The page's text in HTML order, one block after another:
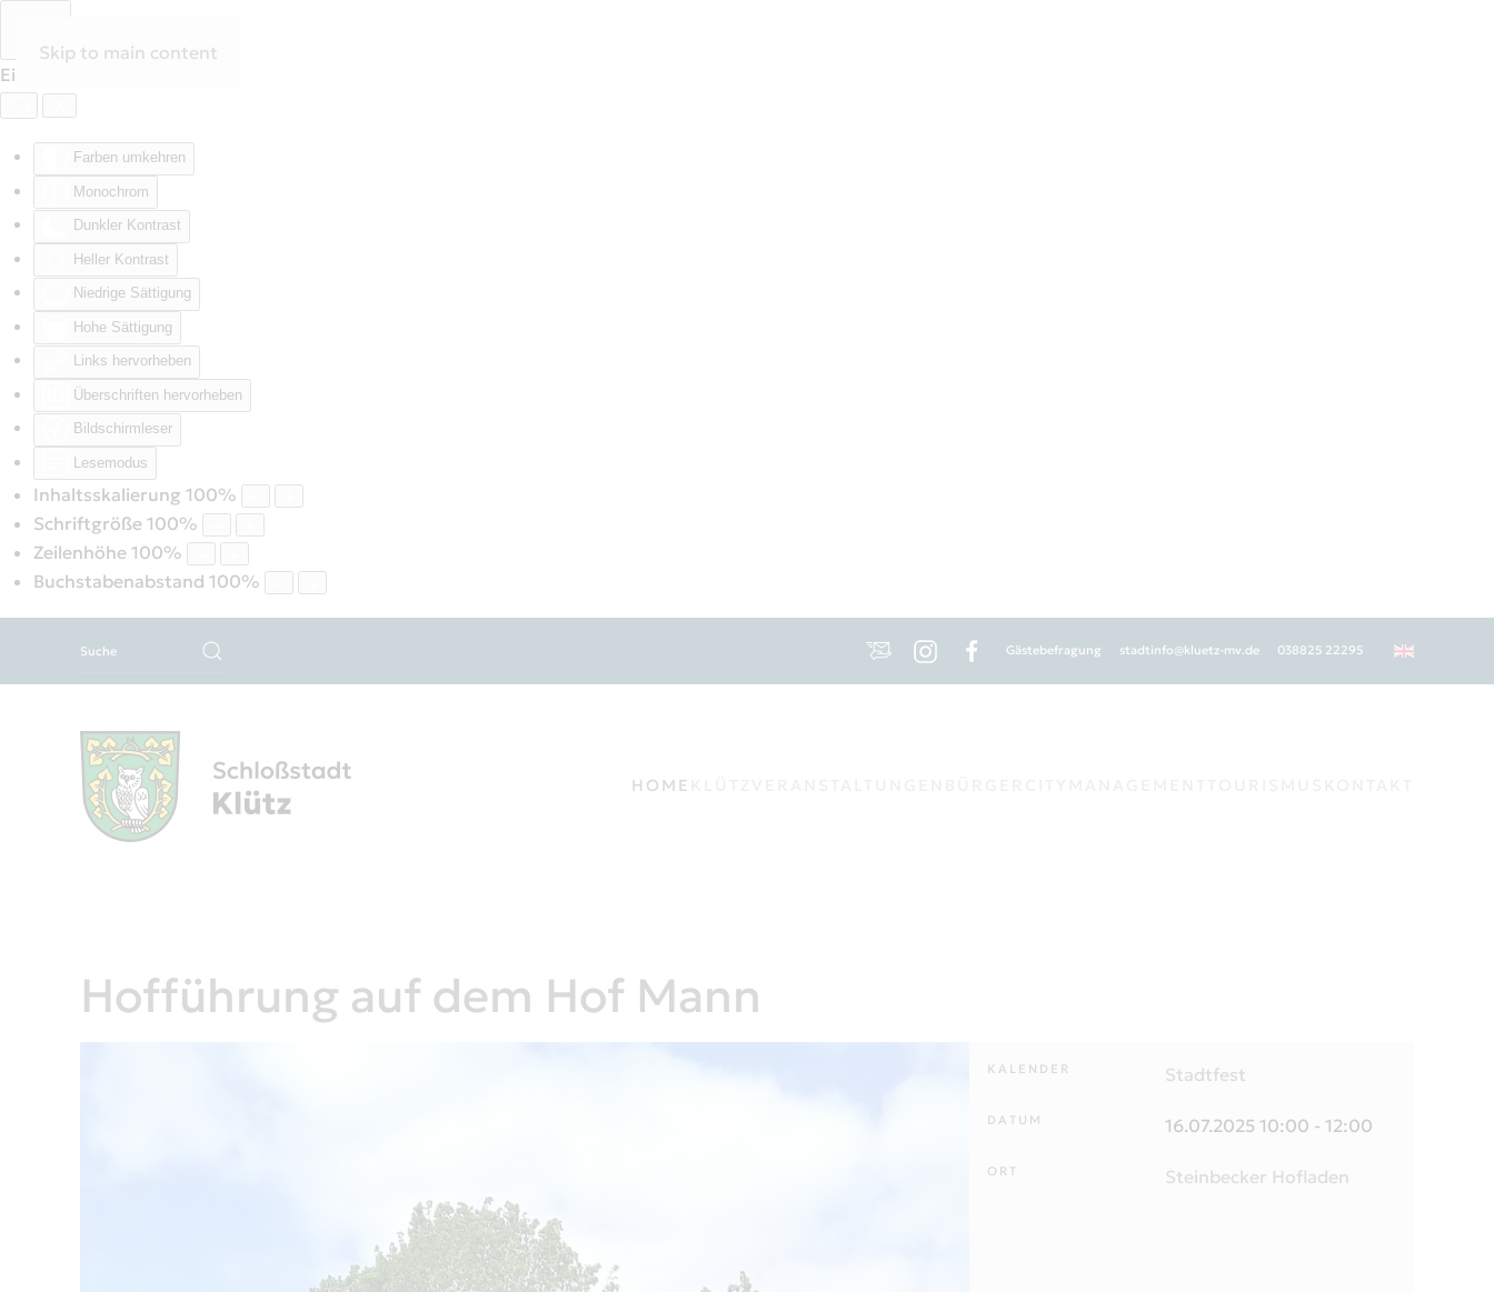
Eingabehilfen öffnen
Farben umkehren
Monochrom
Dunkler Kontrast
Heller Kontrast
Niedrige Sättigung
Hohe Sättigung
Links hervorheben
Überschriften hervorheben
Bildschirmleser
Lesemodus
Inhaltsskalierung 100%
Schriftgröße 100%
Zeilenhöhe 100%
Buchstabenabstand 100%
Skip to main content
Gästebefragung stadtinfo@kluetz-mv.de 038825 22295
HOME
Hofführung auf dem Hof Mann
KALENDER Stadtfest
DATUM 16.07.2025 10:00 - 12:00
ORT Steinbecker Hofladen